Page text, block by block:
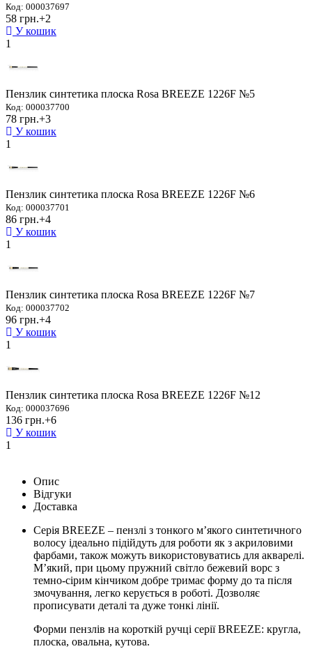
Код: 000037697
58 грн.+2
У кошик
1
Пензлик синтетика плоска Rosa BREEZE 1226F №5
Код: 000037700
78 грн.+3
У кошик
1
Пензлик синтетика плоска Rosa BREEZE 1226F №6
Код: 000037701
86 грн.+4
У кошик
1
Пензлик синтетика плоска Rosa BREEZE 1226F №7
Код: 000037702
96 грн.+4
У кошик
1
Пензлик синтетика плоска Rosa BREEZE 1226F №12
Код: 000037696
136 грн.+6
У кошик
1
Опис
Відгуки
Доставка
Серія BREEZE – пензлі з тонкого м’якого синтетичного
волосу ідеально підійдуть для роботи як з акриловими
фарбами, також можуть використовуватись для акварелі.
М’який, при цьому пружний світло бежевий ворс з
темно-сірим кінчиком добре тримає форму до та після
змочування, легко керується в роботі. Дозволяє
прописувати деталі та дуже тонкі лінії.
Форми пензлів на короткій ручці серії BREEZE: кругла,
плоска, овальна, кутова.